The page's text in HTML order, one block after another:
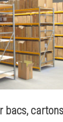
bacs, cartons